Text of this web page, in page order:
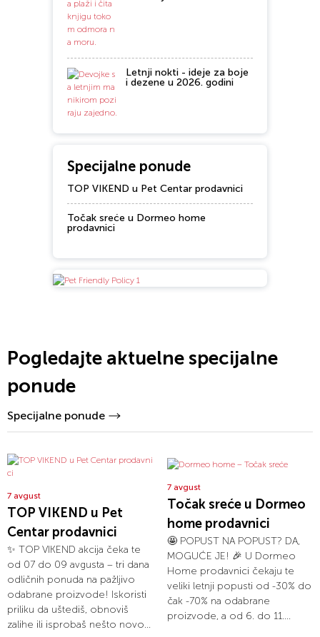
Letnji nokti - ideje za boje
i dezene u 2026. godini
Specijalne ponude
TOP VIKEND u Pet Centar prodavnici
Točak sreće u Dormeo home
prodavnici
Pogledajte aktuelne specijalne
ponude
Specijalne ponude
7 avgust
TOP VIKEND u Pet
Centar prodavnici
✨ TOP VIKEND akcija čeka te
od 07 do 09 avgusta – tri dana
odličnih ponuda na pažljivo
odabrane proizvode! Iskoristi
priliku da uštediš, obnoviš
zalihe ili isprobaš nešto novo...
7 avgust
Točak sreće u Dormeo
home prodavnici
🤩 POPUST NA POPUST? DA,
MOGUĆE JE! 🎉 U Dormeo
Home prodavnici čekaju te
veliki letnji popusti od -30% do
čak -70% na odabrane
proizvode, a od 6. do 11....